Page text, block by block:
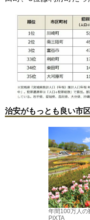
治安がもっとも良い市
年間100万人
PIXTA